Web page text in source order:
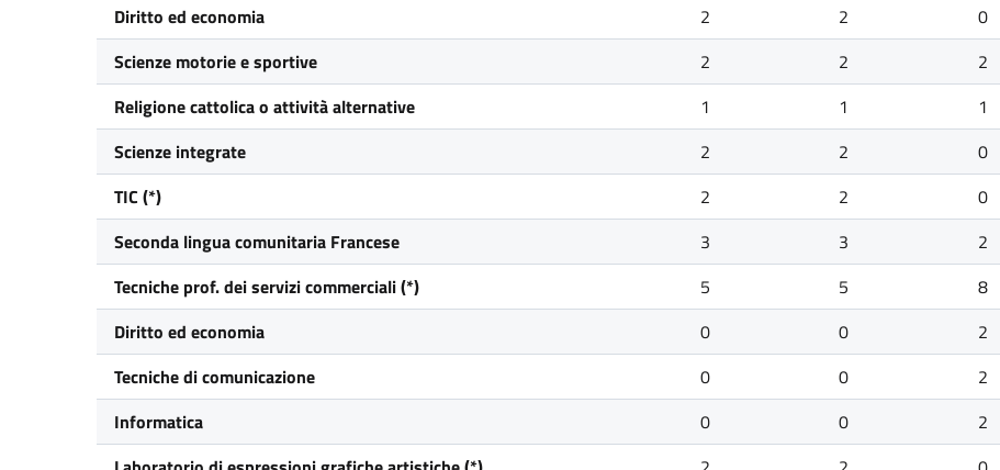
Diritto ed economia
2 2 0
Scienze motorie e sportive
2 2 2
Religione cattolica o attività alternative
1 1 1
Scienze integrate
2 2 0
TIC (*)
2 2 0
Seconda lingua comunitaria Francese
3 3 2
Tecniche prof. dei servizi commerciali (*)
5 5 8
Diritto ed economia
0 0 2
Tecniche di comunicazione
0 0 2
Informatica
0 0 2